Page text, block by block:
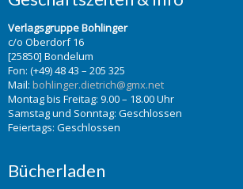
Verlagsgruppe Bohlinger
c/o Oberdorf 16
[25850] Bondelum
Fon: (+49) 48 43 – 205 325
Mail: bohlinger.dietrich@gmx.net
Montag bis Freitag: 9.00 – 18.00 Uhr
Samstag und Sonntag: Geschlossen
Feiertags: Geschlossen
Bücherladen